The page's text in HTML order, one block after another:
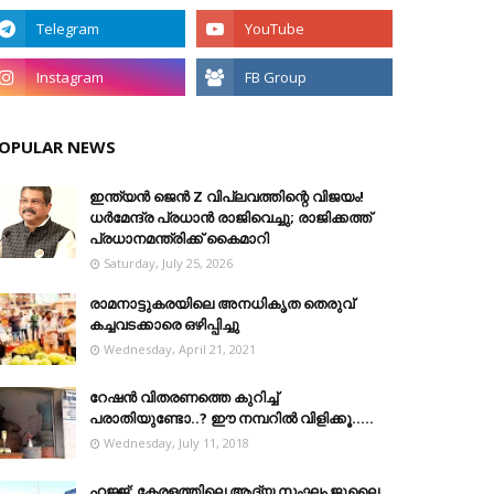
NEWS
ഇന്ത്യൻ ജെൻ Z വിപ്ലവത്തിന്റെ വിജയം!
ധർമേന്ദ്ര പ്രധാൻ രാജിവെച്ചു; രാജിക്കത്ത്
പ്രധാനമന്ത്രിക്ക് കൈമാറി
Saturday, July 25, 2026
രാമനാട്ടുകരയിലെ അനധികൃത തെരുവ്
കച്ചവടക്കാരെ ഒഴിപ്പിച്ചു
Wednesday, April 21, 2021
റേഷൻ വിതരണത്തെ കുറിച്ച്
പരാതിയുണ്ടോ..? ഈ നമ്പറില്‍ വിളിക്കൂ.....
Wednesday, July 11, 2018